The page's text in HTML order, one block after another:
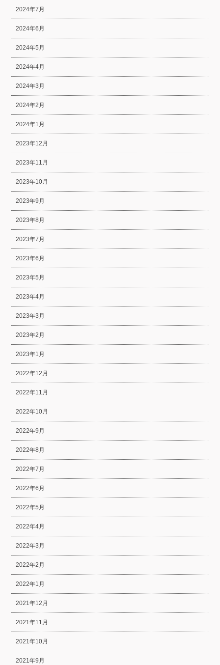
2024年7月
2024年6月
2024年5月
2024年4月
2024年3月
2024年2月
2024年1月
2023年12月
2023年11月
2023年10月
2023年9月
2023年8月
2023年7月
2023年6月
2023年5月
2023年4月
2023年3月
2023年2月
2023年1月
2022年12月
2022年11月
2022年10月
2022年9月
2022年8月
2022年7月
2022年6月
2022年5月
2022年4月
2022年3月
2022年2月
2022年1月
2021年12月
2021年11月
2021年10月
2021年9月